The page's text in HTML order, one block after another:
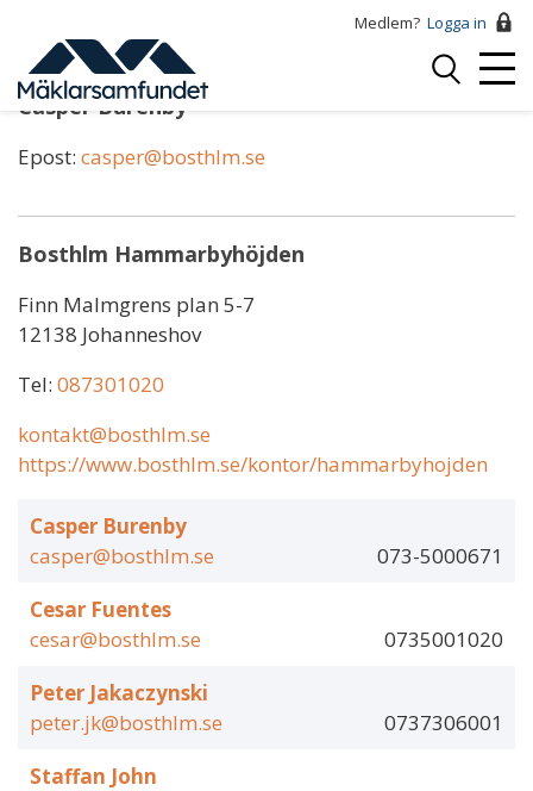
huvudinnehåll
Medlem? Logga in
Logga
Casper Burenby
Epost: casper@bosthlm.se
Bosthlm Hammarbyhöjden
Finn Malmgrens plan 5-7
12138 Johanneshov
Tel: 087301020
kontakt@bosthlm.se
https://www.bosthlm.se/kontor/hammarbyhojden
Casper Burenby
casper@bosthlm.se
073-5000671
Cesar Fuentes
cesar@bosthlm.se
0735001020
Peter Jakaczynski
peter.jk@bosthlm.se
0737306001
Staffan John